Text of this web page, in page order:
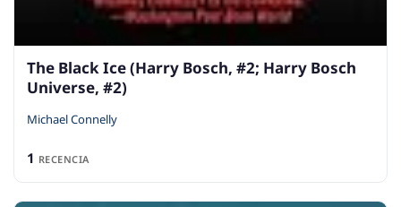
The Black Ice (Harry Bosch, #2; Harry Bosch
Universe, #2)
Michael Connelly
1 RECENCIA